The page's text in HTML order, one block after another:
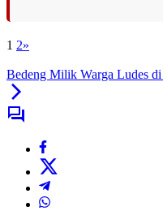
1 2»
Bedeng Milik Warga Ludes